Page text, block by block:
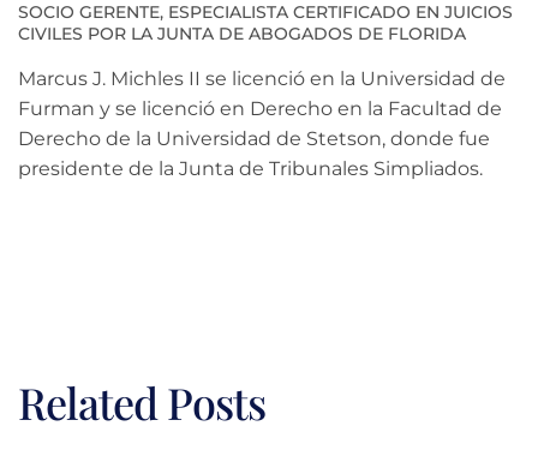
SOCIO GERENTE, ESPECIALISTA CERTIFICADO EN JUICIOS
CIVILES POR LA JUNTA DE ABOGADOS DE FLORIDA
Marcus J. Michles II se licenció en la Universidad de
Furman y se licenció en Derecho en la Facultad de
Derecho de la Universidad de Stetson, donde fue
presidente de la Junta de Tribunales Simpliados.
Related Posts